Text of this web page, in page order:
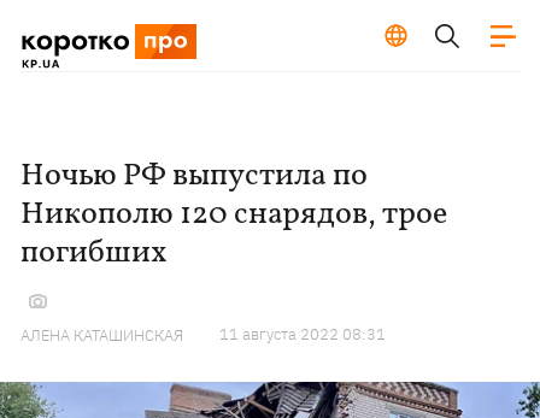
Ночью РФ выпустила по
Никополю 120 снарядов, трое
погибших
АЛЕНА КАТАШИНСКАЯ 11 августа 2022 08:31